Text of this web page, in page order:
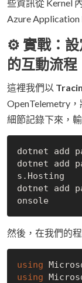
些資訊從 Kernel
Azure Application
⚙️ 實戰：設
的互動流程
這裡我們以
OpenTelemetry
細節記錄下來，
dotnet add
dotnet add
s.Hosting
dotnet add
onsole
然後，在我們的
using
using